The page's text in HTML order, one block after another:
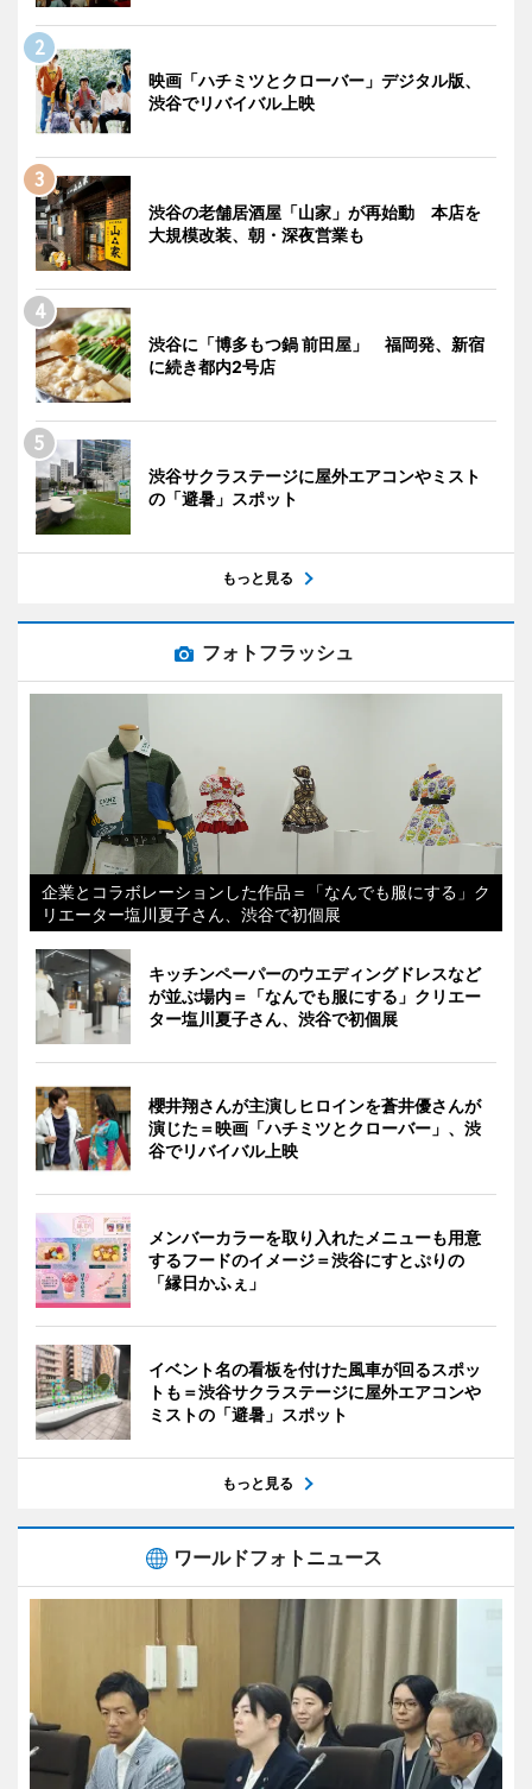
映画「ハチミツとクローバー」デジタル版、
渋谷でリバイバル上映
渋谷の老舗居酒屋「山家」が再始動 本店を
大規模改装、朝・深夜営業も
渋谷に「博多もつ鍋 前田屋」 福岡発、新宿
に続き都内2号店
渋谷サクラステージに屋外エアコンやミスト
の「避暑」スポット
もっと見る
フォトフラッシュ
企業とコラボレーションした作品＝「なんでも服にする」ク
リエーター塩川夏子さん、渋谷で初個展
キッチンペーパーのウエディングドレスなど
が並ぶ場内＝「なんでも服にする」クリエー
ター塩川夏子さん、渋谷で初個展
櫻井翔さんが主演しヒロインを蒼井優さんが
演じた＝映画「ハチミツとクローバー」、渋
谷でリバイバル上映
メンバーカラーを取り入れたメニューも用意
するフードのイメージ＝渋谷にすとぷりの
「縁日かふぇ」
イベント名の看板を付けた風車が回るスポッ
トも＝渋谷サクラステージに屋外エアコンや
ミストの「避暑」スポット
もっと見る
ワールドフォトニュース